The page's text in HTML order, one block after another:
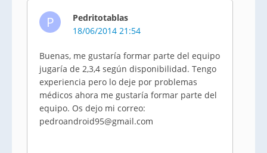
P
Pedritotablas
18/06/2014 21:54
Buenas, me gustaría formar parte del equipo
jugaría de 2,3,4 según disponibilidad. Tengo
experiencia pero lo deje por problemas
médicos ahora me gustaría formar parte del
equipo. Os dejo mi correo:
pedroandroid95@gmail.com